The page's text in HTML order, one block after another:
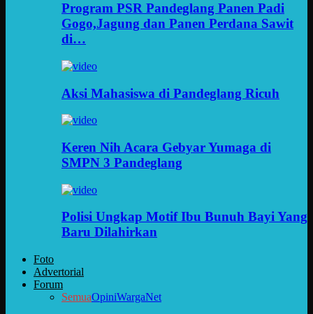
Program PSR Pandeglang Panen Padi
Gogo,Jagung dan Panen Perdana Sawit
di…
Aksi Mahasiswa di Pandeglang Ricuh
Keren Nih Acara Gebyar Yumaga di
SMPN 3 Pandeglang
Polisi Ungkap Motif Ibu Bunuh Bayi Yang
Baru Dilahirkan
Foto
Advertorial
Forum
SemuaOpiniWargaNet